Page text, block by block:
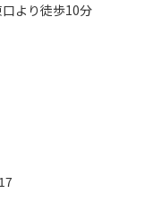
より徒歩10分